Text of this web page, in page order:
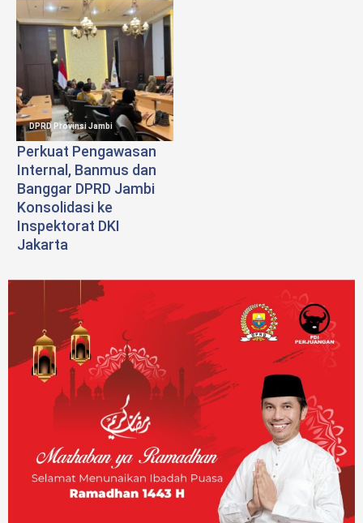
DPRD Provinsi Jambi
Perkuat Pengawasan
Internal, Banmus dan
Banggar DPRD Jambi
Konsolidasi ke
Inspektorat DKI
Jakarta